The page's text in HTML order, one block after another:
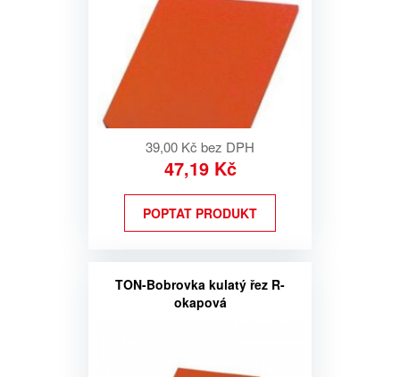
39,00 Kč bez DPH
47,19 Kč
POPTAT PRODUKT
TON-Bobrovka kulatý řez R-
okapová